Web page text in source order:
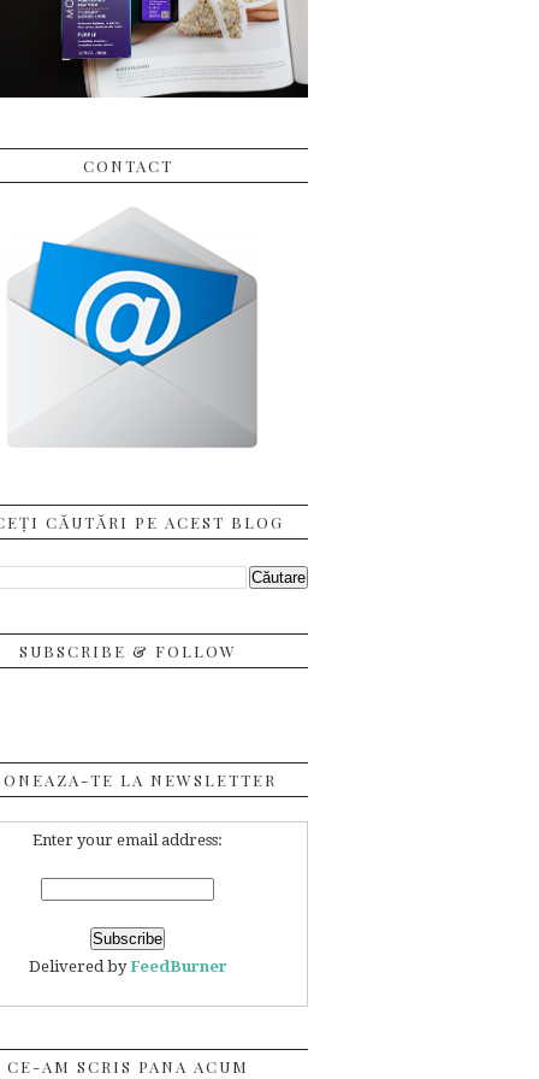
CONTACT
CĂUTĂRI PE ACEST BLOG
SUBSCRIBE & FOLLOW
TE LA NEWSLETTER
Enter your email address:
Delivered byFeedBurner
CE-AM SCRIS PANA ACUM